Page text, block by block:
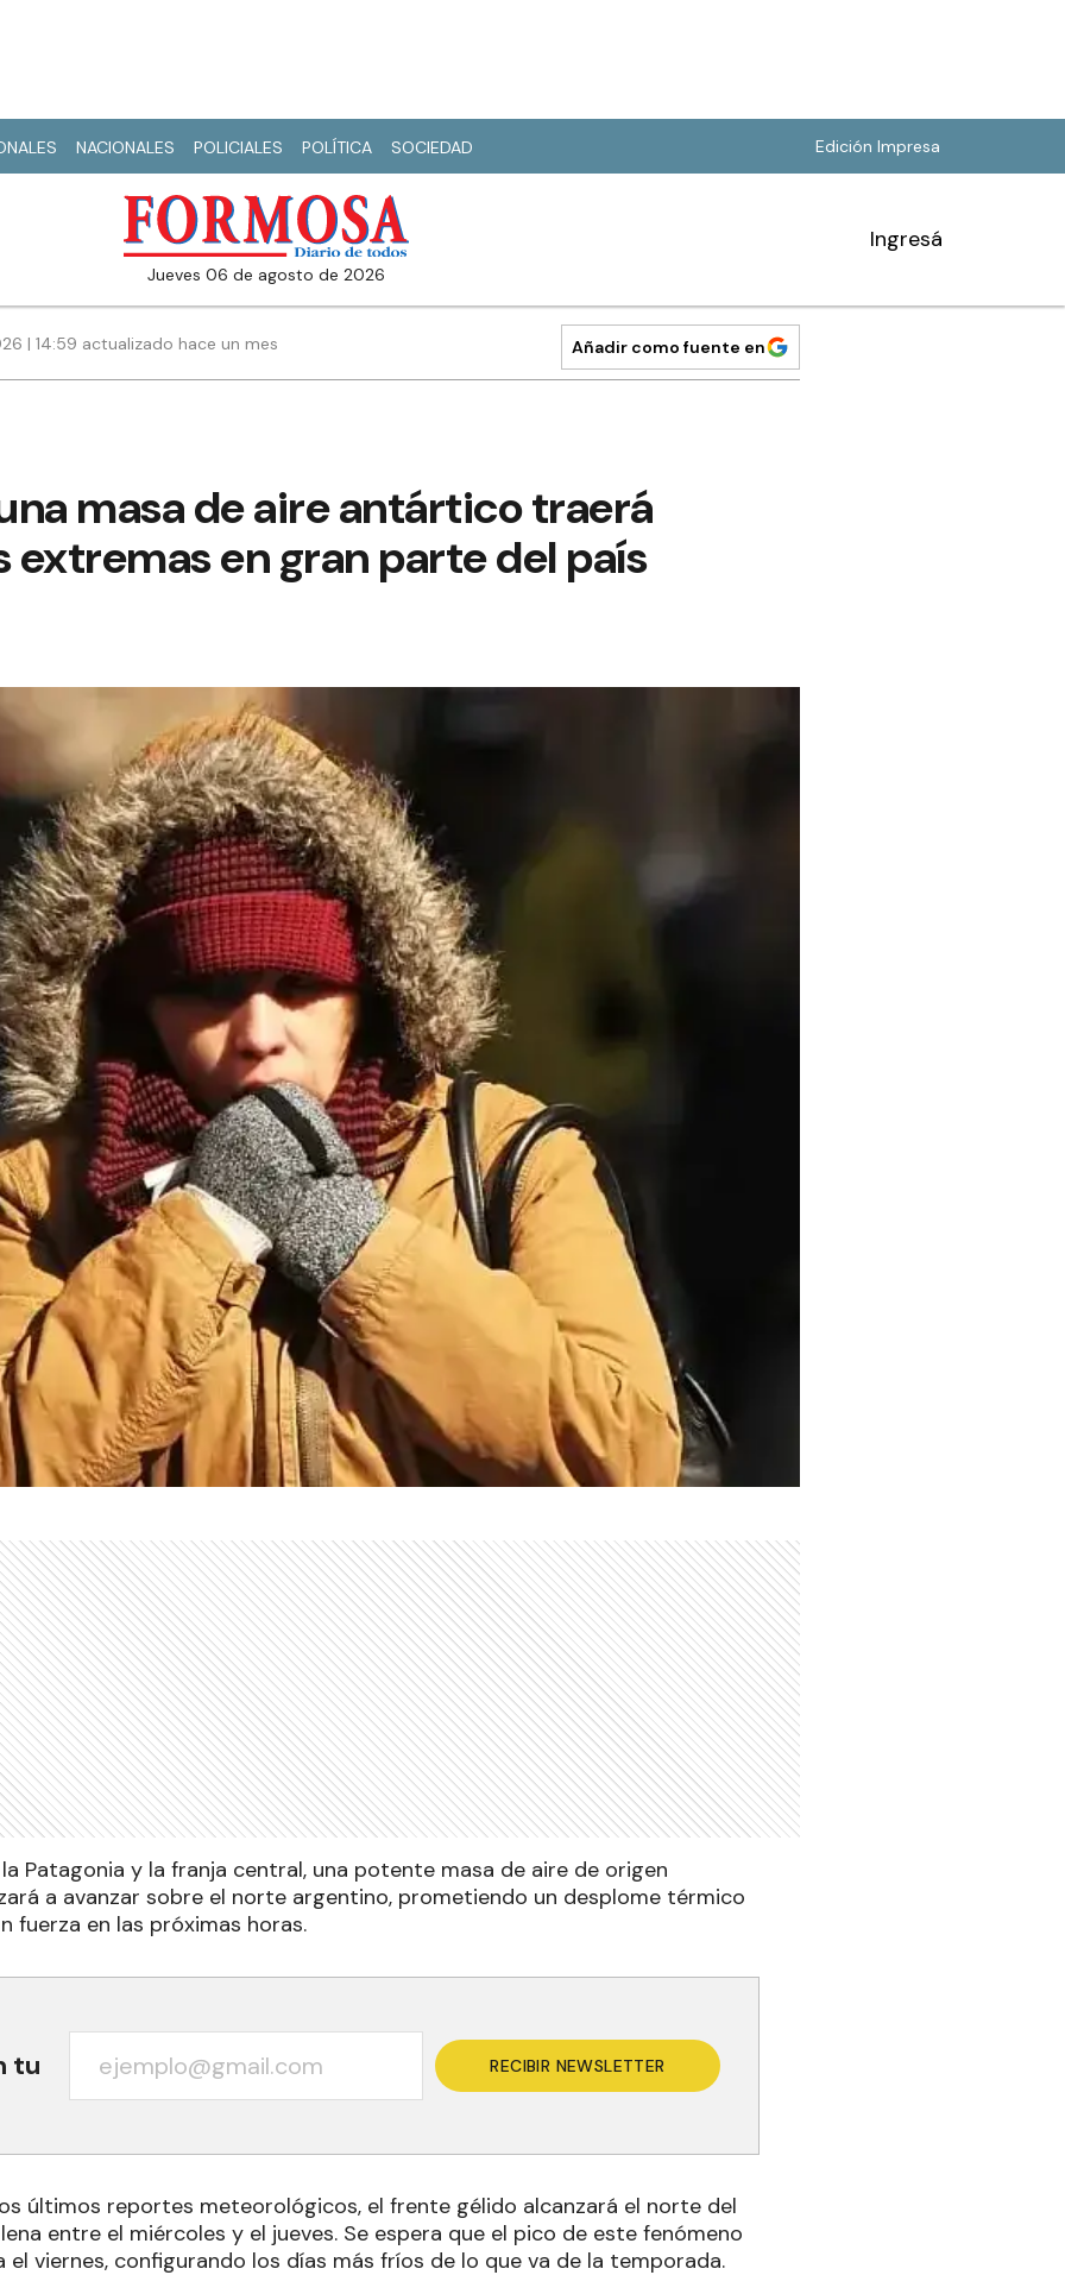
NACIONALES POLICIALES POLÍTICA SOCIEDAD Edición Impresa
jueves 06 de agosto de 2026
Ingresá
| 14:59 actualizado hace un mes Añadir como fuente en
masa de aire antártico traerá
en gran parte del país
Patagonia y la franja central, una potente masa de aire de origen
a avanzar sobre el norte argentino, prometiendo un desplome térmico
fuerza en las próximas horas.
tu RECIBIR NEWSLETTER
últimos reportes meteorológicos, el frente gélido alcanzará el norte del
entre el miércoles y el jueves. Se espera que el pico de este fenómeno
el viernes, configurando los días más fríos de lo que va de la temporada.